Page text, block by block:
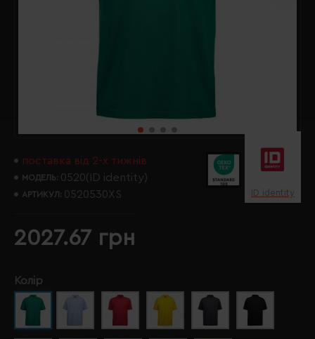
поставка від 2-х тижнів
МОДЕЛЬ: 0520(ID identity)
АРТИКУЛ: 0520530XS ID identity
2027.67 грн
Колір